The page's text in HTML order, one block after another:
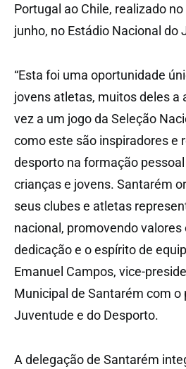
Portugal ao Chile, realizado
junho, no Estádio Nacional do
“Esta foi uma oportunidade
jovens atletas, muitos deles a
vez a um jogo da Seleção
como este são inspiradores e
desporto na formação
crianças e jovens. Santarém
seus clubes e atletas
nacional, promovendo valores
dedicação e o espírito de
Emanuel Campos, vice-
Municipal de Santarém com o
Juventude e do Desporto.
A delegação de Santarém